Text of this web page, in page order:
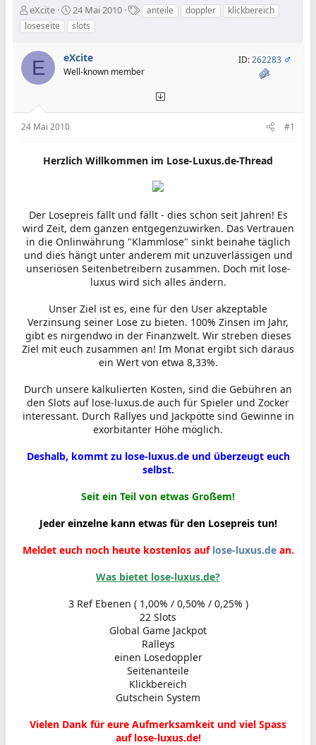
E
r
s
e
l
r
eXcite
E
r
s
e
l
a
24 Mai 2010
S
g
r
anteile doppler
klickbereich
loseseite
slots
E eXcite
Well-known member
ID:262283
24 Mai 2010 #1
Herzlich Willkommen im Lose-Luxus.de-Thread
Der Losepreis fällt und fällt - dies schon seit Jahren! Es
wird Zeit, dem ganzen entgegenzuwirken. Das Vertrauen
in die Onlinwährung "Klammlose" sinkt beinahe täglich
und dies hängt unter anderem mit unzuverlässigen und
unseriösen Seitenbetreibern zusammen. Doch mit lose-
luxus wird sich alles ändern.
Unser Ziel ist es, eine für den User akzeptable
Verzinsung seiner Lose zu bieten. 100% Zinsen im Jahr,
gibt es nirgendwo in der Finanzwelt. Wir streben dieses
Ziel mit euch zusammen an! Im Monat ergibt sich daraus
ein Wert von etwa 8,33%.
Durch unsere kalkulierten Kosten, sind die Gebühren an
den Slots auf lose-luxus.de auch für Spieler und Zocker
interessant. Durch Rallyes und Jackpötte sind Gewinne in
exorbitanter Höhe möglich.
Deshalb, kommt zu lose-luxus.de und überzeugt euch
selbst.
Seit ein Teil von etwas Großem!
Jeder einzelne kann etwas für den Losepreis tun!
Meldet euch noch heute kostenlos auf lose-luxus.dean.
Was bietet lose-luxus.de?
3 Ref Ebenen ( 1,00% / 0,50% / 0,25% )
22 Slots
Global Game Jackpot
Ralleys
einen Losedoppler
Seitenanteile
Klickbereich
Gutschein System
Vielen Dank für eure Aufmerksamkeit und viel Spass
auf lose-luxus.de!